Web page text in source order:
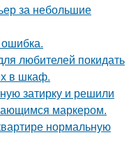
за небольшие
любителей покидать
в шкаф.
затирку и решили
маркером.
нормальную